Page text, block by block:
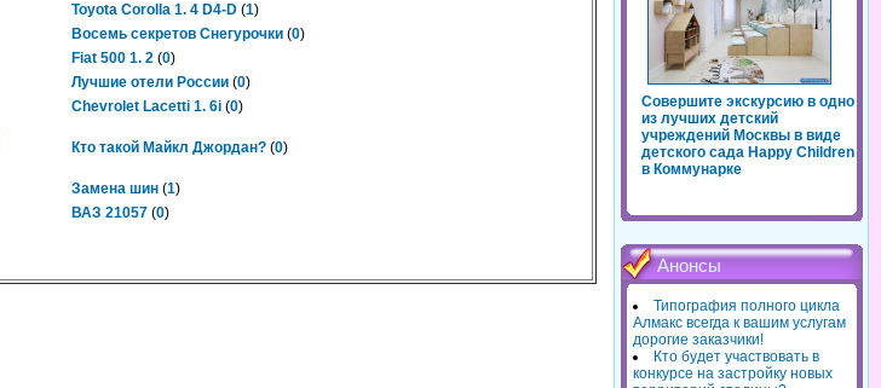
Toyota Corolla 1. 4 D4-D (1)
Восемь секретов Снегурочки (0)
Fiat 500 1. 2 (0)
Лучшие отели России (0)
Chevrolet Lacetti 1. 6i (0)
Кто такой Майкл Джордан? (0)
Замена шин (1)
ВАЗ 21057 (0)
Совершите экскурсию в одно
из лучших детский
учреждений Москвы в виде
детского сада Happy Children
в Коммунарке
Анонсы
Типография полного цикла
Алмакс всегда к вашим услугам
дорогие заказчики!
Кто будет участвовать в
конкурсе на застройку новых